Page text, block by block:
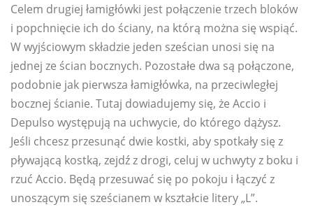
Celem drugiej łamigłówki jest połączenie trzech bloków
i popchnięcie ich do ściany, na którą można się wspiąć.
W wyjściowym składzie jeden sześcian unosi się na
jednej ze ścian bocznych. Pozostałe dwa są połączone,
podobnie jak pierwsza łamigłówka, na przeciwległej
bocznej ścianie. Tutaj dowiadujemy się, że Accio i
Depulso występują na uchwycie, do którego dążysz.
Jeśli chcesz przesunąć dwie kostki, aby spotkały się z
pływającą kostką, zejdź z drogi, celuj w uchwyty z boku i
rzuć Accio. Będą przesuwać się po pokoju i łączyć z
unoszącym się sześcianem w kształcie litery „L”.